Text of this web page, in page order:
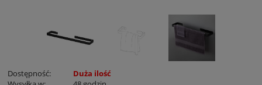
Dostępność:
Duża ilość